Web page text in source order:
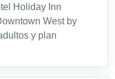
Holiday Inn
West by
y plan